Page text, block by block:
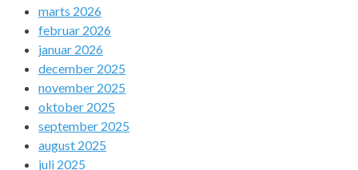
marts 2026
februar 2026
januar 2026
december 2025
november 2025
oktober 2025
september 2025
august 2025
juli 2025